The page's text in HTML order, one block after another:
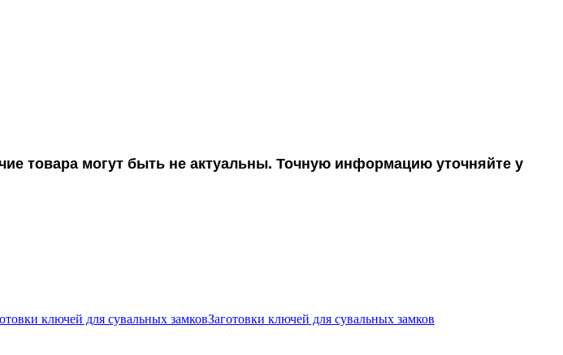
товара могут быть не актуальны. Точную информацию уточняйте у
Заготовки ключей для сувальных замков